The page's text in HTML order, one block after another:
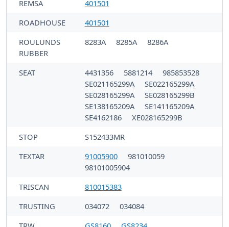
REMSA
401501
ROADHOUSE
401501
ROULUNDS
RUBBER
8283A 8285A 8286A
SEAT 4431356 5881214
985853528
SE021165299A
SE022165299A
SE028165299A
SE028165299B
SE138165209A
SE141165209A
SE4162186
XE028165299B
STOP
S152433MR
TEXTAR
91005900
981010059
98101005904
TRISCAN
810015383
TRUSTING
034072
034084